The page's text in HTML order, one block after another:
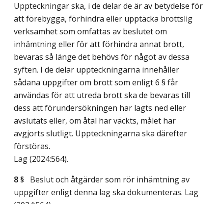
Uppteckningar ska, i de delar de är av betydelse för
att förebygga, förhindra eller upptäcka brottslig
verksamhet som omfattas av beslutet om
inhämtning eller för att förhindra annat brott,
bevaras så länge det behövs för något av dessa
syften. I de delar uppteckningarna innehåller
sådana uppgifter om brott som enligt 6 § får
användas för att utreda brott ska de bevaras till
dess att förundersökningen har lagts ned eller
avslutats eller, om åtal har väckts, målet har
avgjorts slutligt. Uppteckningarna ska därefter
förstöras.
Lag (2024:564).
8 § Beslut och åtgärder som rör inhämtning av
uppgifter enligt denna lag ska dokumenteras. Lag